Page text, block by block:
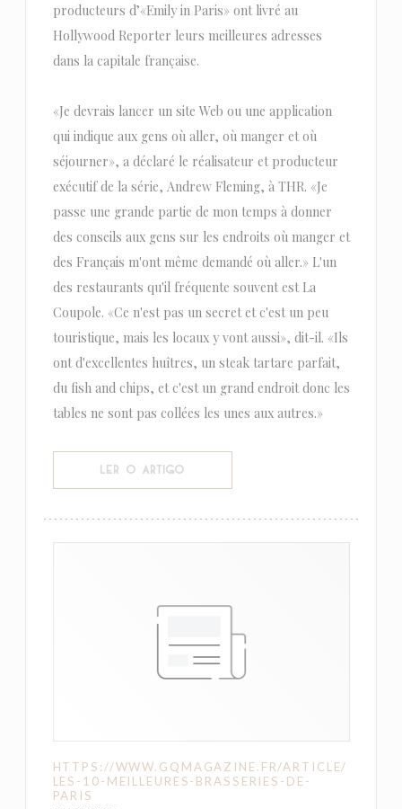
producteurs d’«Emily in Paris» ont livré au
Hollywood Reporter leurs meilleures adresses
dans la capitale française.
«Je devrais lancer un site Web ou une application
qui indique aux gens où aller, où manger et où
séjourner», a déclaré le réalisateur et producteur
exécutif de la série, Andrew Fleming, à THR. «Je
passe une grande partie de mon temps à donner
des conseils aux gens sur les endroits où manger et
des Français m'ont même demandé où aller.» L'un
des restaurants qu'il fréquente souvent est La
Coupole. «Ce n'est pas un secret et c'est un peu
touristique, mais les locaux y vont aussi», dit-il. «Ils
ont d'excellentes huîtres, un steak tartare parfait,
du fish and chips, et c'est un grand endroit donc les
tables ne sont pas collées les unes aux autres.»
LER O ARTIGO
HTTPS://WWW.GQMAGAZINE.FR/ARTICLE/
LES-10-MEILLEURES-BRASSERIES-DE-
PARIS